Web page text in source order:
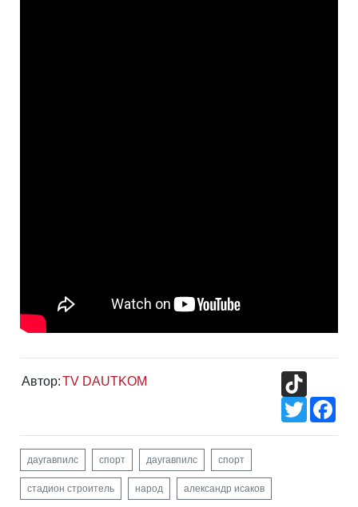
Автор:TV DAUTKOM
Twitter
даугавпилс спорт даугавпилс спорт
стадион строитель народ александр исаков